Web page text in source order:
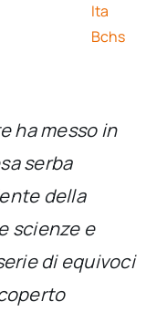
Ita
Bchs
ha messo in
serba
della
scienze e
di equivoci